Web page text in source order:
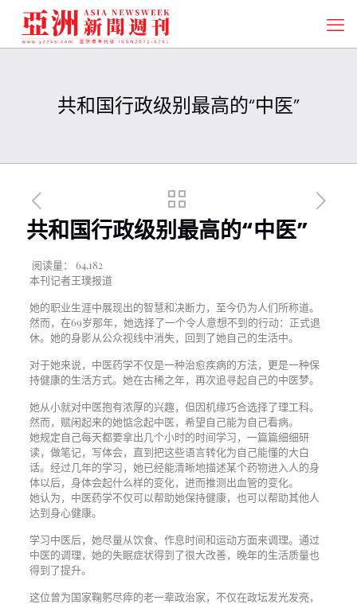
共和国行政级别最高的“中医”
共和国行政级别最高的“中医”
阅读量：
64,182
本刊记者王璞报道
她的职业生涯中展现出的智慧和决断力，至今仍为人们所称道。
然而，在69岁那年，她选择了一个令人意想不到的行动：正式退
休。她的身影从公众视线中消失，回到了她自己的生活中。
对于她来说，中医药学不仅是一种治愈疾病的方法，更是一种保
持健康的生活方式。她在古稀之年，再次追寻起自己的中医梦。
她从小就对中医抱有浓厚的兴趣，但因机缘巧合选择了理工科。
然而，赋闲起来的她惦念起中医，希望自己能为自己看病。
她规定自己每天都要拿出几个小时的时间学习，一篇篇细细研
读，做笔记，写体会，直到把这些语言转化为自己能懂的大白
话。经过几年的学习，她已经能清晰地描述某个药物进入人的身
体以后，身体会起什么样的变化，进而推测出血管的变化。
她认为，中医药学不仅可以帮助她保持健康，也可以帮助其他人
达到身心健康。
学习中医后，她尽量从饮食、作息时间和运动方面来调理。通过
中医的调理，她的失眠症状得到了很大改善，晚年的生活质量也
得到了提升。
这位曾为国家鞠躬尽瘁的老一辈政治家，不仅在政坛发光发亮，